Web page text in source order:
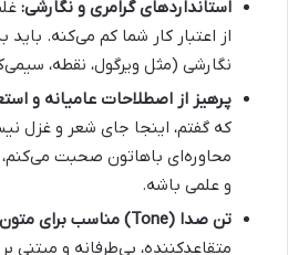
استانداردهای گرامری و نگارشی:
از اعتبار کار شما کم می‌کنه.
نگارشی (مثل ویرگول، نقطه،
پرهیز از اصطلاحات عامیانه و
که گفتم، اینجا جای شعر و غزل
محاوره‌ای باهاتون صحبت
و علمی باشه.
تن صدا (Tone) مناسب برای متون فنی:
متقاعدکننده، بی‌طرفانه و